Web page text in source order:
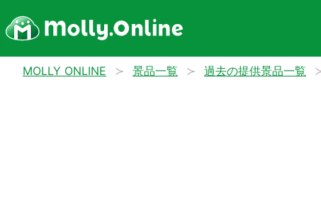
MOLLY ONLINE 景品一覧 過去の提供景品一覧